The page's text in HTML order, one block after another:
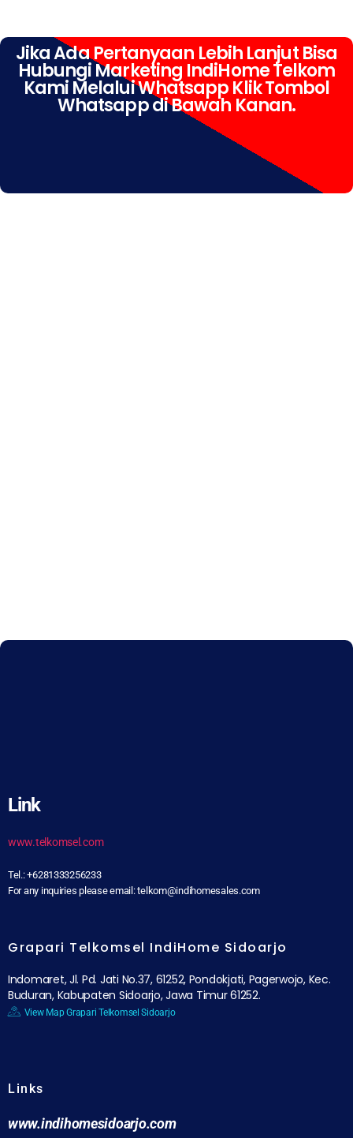
Jika Ada Pertanyaan Lebih Lanjut Bisa
Hubungi Marketing IndiHome Telkom
Kami Melalui Whatsapp Klik Tombol
Whatsapp di Bawah Kanan.
Link
www.telkomsel.com
Tel.: +6281333256233
For any inquiries please email: telkom@indihomesales.com
Grapari Telkomsel IndiHome Sidoarjo
Indomaret, Jl. Pd. Jati No.37, 61252, Pondokjati, Pagerwojo, Kec.
Buduran, Kabupaten Sidoarjo, Jawa Timur 61252.
View Map Grapari Telkomsel Sidoarjo
Links
www.indihomesidoarjo.com